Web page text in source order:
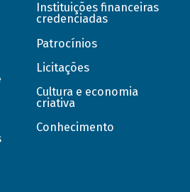
Instituições financeiras
credenciadas
Patrocínios
Licitações
Cultura e economia
criativa
Conhecimento